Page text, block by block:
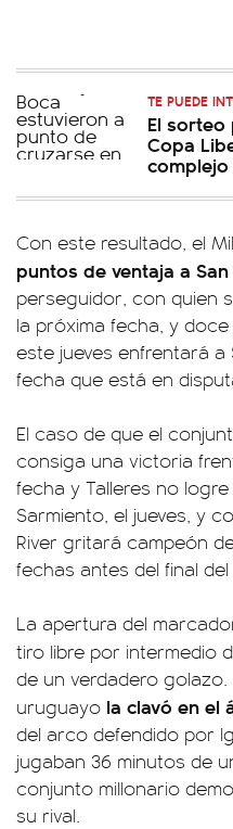
TE PUEDE
El sorteo
Copa
complejo
Con este resultado, el
puntos de ventaja a
perseguidor, con quien
la próxima fecha, y
este jueves enfrentará
fecha que está en
El caso de que el
consiga una victoria
fecha y Talleres no
Sarmiento, el jueves, y
River gritará campeón
fechas antes del final
La apertura del
tiro libre por intermedio
de un verdadero golazo.
uruguayo la clavó en el
del arco defendido por
jugaban 36 minutos de
conjunto millonario
su rival.